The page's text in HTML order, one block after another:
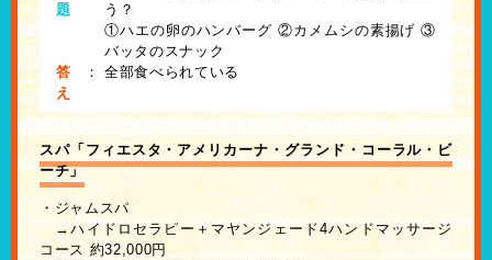
題
う？
①ハエの卵のハンバーグ ②カメムシの素揚げ ③
バッタのスナック
答
え
： 全部食べられている
スパ「フィエスタ・アメリカーナ・グランド・コーラル・ビ
ーチ」
・ジャムスパ
→ハイドロセラピー＋マヤンジェード4ハンドマッサージ
コース 約32,000円